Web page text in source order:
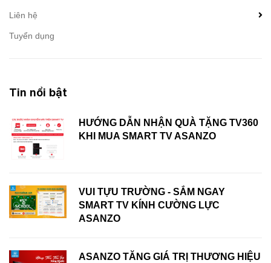
Liên hệ
Tuyển dụng
Tin nổi bật
HƯỚNG DẪN NHẬN QUÀ TẶNG TV360
KHI MUA SMART TV ASANZO
VUI TỰU TRƯỜNG - SẮM NGAY
SMART TV KÍNH CƯỜNG LỰC
ASANZO
ASANZO TĂNG GIÁ TRỊ THƯƠNG HIỆU